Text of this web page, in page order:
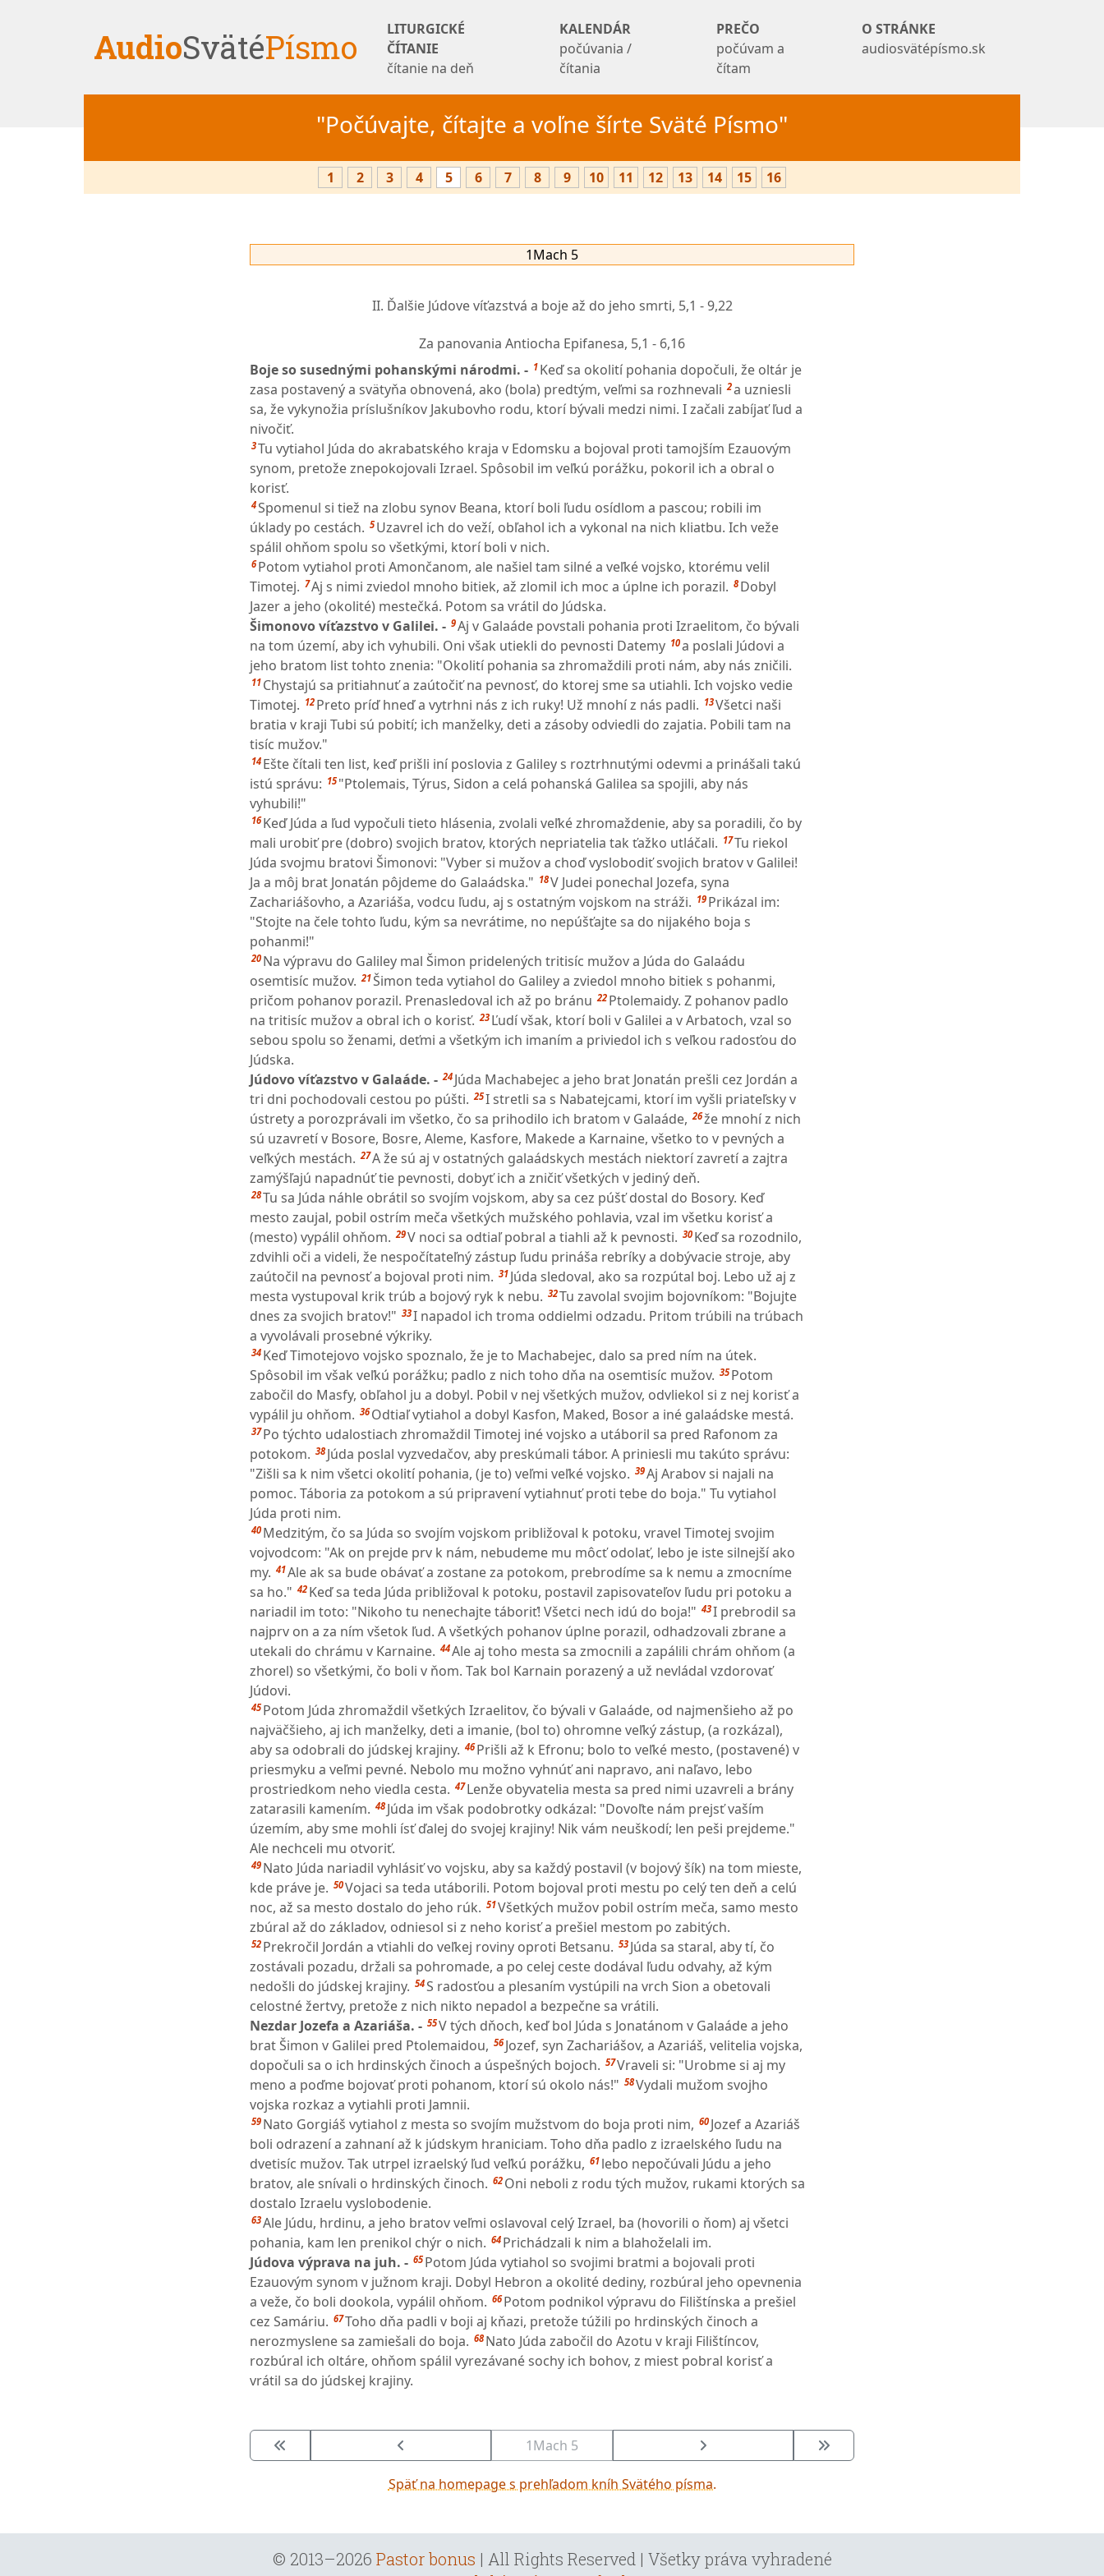
AudioSvätéPísmo
LITURGICKÉ
ČÍTANIE
čítanie na deň
KALENDÁR
počúvania /
čítania
PREČO
počúvam a
čítam
O STRÁNKE
audiosvätépísmo.sk
"Počúvajte, čítajte a voľne šírte Sväté Písmo"
1 2 3 4 5 6 7 8 9 10 11 12 13 14 15 16
1Mach 5
II. Ďalšie Júdove víťazstvá a boje až do jeho smrti, 5,1 - 9,22
Za panovania Antiocha Epifanesa, 5,1 - 6,16
Boje so susednými pohanskými národmi. - 1 Keď sa okolití pohania dopočuli, že oltár je
zasa postavený a svätyňa obnovená, ako (bola) predtým, veľmi sa rozhnevali 2a uzniesli
sa, že vykynožia príslušníkov Jakubovho rodu, ktorí bývali medzi nimi. I začali zabíjať ľud a
nivočiť.
3Tu vytiahol Júda do akrabatského kraja v Edomsku a bojoval proti tamojším Ezauovým
synom, pretože znepokojovali Izrael. Spôsobil im veľkú porážku, pokoril ich a obral o
korisť.
4Spomenul si tiež na zlobu synov Beana, ktorí boli ľudu osídlom a pascou; robili im
úklady po cestách. 5 Uzavrel ich do veží, obľahol ich a vykonal na nich kliatbu. Ich veže
spálil ohňom spolu so všetkými, ktorí boli v nich.
6 Potom vytiahol proti Amončanom, ale našiel tam silné a veľké vojsko, ktorému velil
Timotej. 7Aj s nimi zviedol mnoho bitiek, až zlomil ich moc a úplne ich porazil. 8 Dobyl
Jazer a jeho (okolité) mestečká. Potom sa vrátil do Júdska.
Šimonovo víťazstvo v Galilei. - 9Aj v Galaáde povstali pohania proti Izraelitom, čo bývali
na tom území, aby ich vyhubili. Oni však utiekli do pevnosti Datemy 10a poslali Júdovi a
jeho bratom list tohto znenia: "Okolití pohania sa zhromaždili proti nám, aby nás zničili.
11 Chystajú sa pritiahnuť a zaútočiť na pevnosť, do ktorej sme sa utiahli. Ich vojsko vedie
Timotej. 12 Preto príď hneď a vytrhni nás z ich ruky! Už mnohí z nás padli. 13Všetci naši
bratia v kraji Tubi sú pobití; ich manželky, deti a zásoby odviedli do zajatia. Pobili tam na
tisíc mužov."
14 Ešte čítali ten list, keď prišli iní poslovia z Galiley s roztrhnutými odevmi a prinášali takú
istú správu: 15 "Ptolemais, Týrus, Sidon a celá pohanská Galilea sa spojili, aby nás
vyhubili!"
16 Keď Júda a ľud vypočuli tieto hlásenia, zvolali veľké zhromaždenie, aby sa poradili, čo by
mali urobiť pre (dobro) svojich bratov, ktorých nepriatelia tak ťažko utláčali. 17Tu riekol
Júda svojmu bratovi Šimonovi: "Vyber si mužov a choď vyslobodiť svojich bratov v Galilei!
Ja a môj brat Jonatán pôjdeme do Galaádska." 18V Judei ponechal Jozefa, syna
Zachariášovho, a Azariáša, vodcu ľudu, aj s ostatným vojskom na stráži. 19 Prikázal im:
"Stojte na čele tohto ľudu, kým sa nevrátime, no nepúšťajte sa do nijakého boja s
pohanmi!"
20 Na výpravu do Galiley mal Šimon pridelených tritisíc mužov a Júda do Galaádu
osemtisíc mužov. 21Šimon teda vytiahol do Galiley a zviedol mnoho bitiek s pohanmi,
pričom pohanov porazil. Prenasledoval ich až po bránu 22 Ptolemaidy. Z pohanov padlo
na tritisíc mužov a obral ich o korisť. 23 Ľudí však, ktorí boli v Galilei a v Arbatoch, vzal so
sebou spolu so ženami, deťmi a všetkým ich imaním a priviedol ich s veľkou radosťou do
Júdska.
Júdovo víťazstvo v Galaáde. - 24 Júda Machabejec a jeho brat Jonatán prešli cez Jordán a
tri dni pochodovali cestou po púšti. 25I stretli sa s Nabatejcami, ktorí im vyšli priateľsky v
ústrety a porozprávali im všetko, čo sa prihodilo ich bratom v Galaáde, 26že mnohí z nich
sú uzavretí v Bosore, Bosre, Aleme, Kasfore, Makede a Karnaine, všetko to v pevných a
veľkých mestách. 27A že sú aj v ostatných galaádskych mestách niektorí zavretí a zajtra
zamýšľajú napadnúť tie pevnosti, dobyť ich a zničiť všetkých v jediný deň.
28Tu sa Júda náhle obrátil so svojím vojskom, aby sa cez púšť dostal do Bosory. Keď
mesto zaujal, pobil ostrím meča všetkých mužského pohlavia, vzal im všetku korisť a
(mesto) vypálil ohňom. 29V noci sa odtiaľ pobral a tiahli až k pevnosti. 30 Keď sa rozodnilo,
zdvihli oči a videli, že nespočítateľný zástup ľudu prináša rebríky a dobývacie stroje, aby
zaútočil na pevnosť a bojoval proti nim. 31 Júda sledoval, ako sa rozpútal boj. Lebo už aj z
mesta vystupoval krik trúb a bojový ryk k nebu. 32Tu zavolal svojim bojovníkom: "Bojujte
dnes za svojich bratov!" 33I napadol ich troma oddielmi odzadu. Pritom trúbili na trúbach
a vyvolávali prosebné výkriky.
34 Keď Timotejovo vojsko spoznalo, že je to Machabejec, dalo sa pred ním na útek.
Spôsobil im však veľkú porážku; padlo z nich toho dňa na osemtisíc mužov. 35 Potom
zabočil do Masfy, obľahol ju a dobyl. Pobil v nej všetkých mužov, odvliekol si z nej korisť a
vypálil ju ohňom. 36 Odtiaľ vytiahol a dobyl Kasfon, Maked, Bosor a iné galaádske mestá.
37 Po týchto udalostiach zhromaždil Timotej iné vojsko a utáboril sa pred Rafonom za
potokom. 38 Júda poslal vyzvedačov, aby preskúmali tábor. A priniesli mu takúto správu:
"Zišli sa k nim všetci okolití pohania, (je to) veľmi veľké vojsko. 39Aj Arabov si najali na
pomoc. Táboria za potokom a sú pripravení vytiahnuť proti tebe do boja." Tu vytiahol
Júda proti nim.
40 Medzitým, čo sa Júda so svojím vojskom približoval k potoku, vravel Timotej svojim
vojvodcom: "Ak on prejde prv k nám, nebudeme mu môcť odolať, lebo je iste silnejší ako
my. 41Ale ak sa bude obávať a zostane za potokom, prebrodíme sa k nemu a zmocníme
sa ho." 42 Keď sa teda Júda približoval k potoku, postavil zapisovateľov ľudu pri potoku a
nariadil im toto: "Nikoho tu nenechajte táboriť! Všetci nech idú do boja!" 43I prebrodil sa
najprv on a za ním všetok ľud. A všetkých pohanov úplne porazil, odhadzovali zbrane a
utekali do chrámu v Karnaine. 44Ale aj toho mesta sa zmocnili a zapálili chrám ohňom (a
zhorel) so všetkými, čo boli v ňom. Tak bol Karnain porazený a už nevládal vzdorovať
Júdovi.
45 Potom Júda zhromaždil všetkých Izraelitov, čo bývali v Galaáde, od najmenšieho až po
najväčšieho, aj ich manželky, deti a imanie, (bol to) ohromne veľký zástup, (a rozkázal),
aby sa odobrali do júdskej krajiny. 46 Prišli až k Efronu; bolo to veľké mesto, (postavené) v
priesmyku a veľmi pevné. Nebolo mu možno vyhnúť ani napravo, ani naľavo, lebo
prostriedkom neho viedla cesta. 47 Lenže obyvatelia mesta sa pred nimi uzavreli a brány
zatarasili kamením. 48 Júda im však podobrotky odkázal: "Dovoľte nám prejsť vaším
územím, aby sme mohli ísť ďalej do svojej krajiny! Nik vám neuškodí; len peši prejdeme."
Ale nechceli mu otvoriť.
49 Nato Júda nariadil vyhlásiť vo vojsku, aby sa každý postavil (v bojový šík) na tom mieste,
kde práve je. 50Vojaci sa teda utáborili. Potom bojoval proti mestu po celý ten deň a celú
noc, až sa mesto dostalo do jeho rúk. 51Všetkých mužov pobil ostrím meča, samo mesto
zbúral až do základov, odniesol si z neho korisť a prešiel mestom po zabitých.
52 Prekročil Jordán a vtiahli do veľkej roviny oproti Betsanu. 53 Júda sa staral, aby tí, čo
zostávali pozadu, držali sa pohromade, a po celej ceste dodával ľudu odvahy, až kým
nedošli do júdskej krajiny. 54S radosťou a plesaním vystúpili na vrch Sion a obetovali
celostné žertvy, pretože z nich nikto nepadol a bezpečne sa vrátili.
Nezdar Jozefa a Azariáša. - 55V tých dňoch, keď bol Júda s Jonatánom v Galaáde a jeho
brat Šimon v Galilei pred Ptolemaidou, 56 Jozef, syn Zachariášov, a Azariáš, velitelia vojska,
dopočuli sa o ich hrdinských činoch a úspešných bojoch. 57Vraveli si: "Urobme si aj my
meno a poďme bojovať proti pohanom, ktorí sú okolo nás!" 58Vydali mužom svojho
vojska rozkaz a vytiahli proti Jamnii.
59 Nato Gorgiáš vytiahol z mesta so svojím mužstvom do boja proti nim, 60 Jozef a Azariáš
boli odrazení a zahnaní až k júdskym hraniciam. Toho dňa padlo z izraelského ľudu na
dvetisíc mužov. Tak utrpel izraelský ľud veľkú porážku, 61 lebo nepočúvali Júdu a jeho
bratov, ale snívali o hrdinských činoch. 62 Oni neboli z rodu tých mužov, rukami ktorých sa
dostalo Izraelu vyslobodenie.
63Ale Júdu, hrdinu, a jeho bratov veľmi oslavoval celý Izrael, ba (hovorili o ňom) aj všetci
pohania, kam len prenikol chýr o nich. 64 Prichádzali k nim a blahoželali im.
Júdova výprava na juh. - 65 Potom Júda vytiahol so svojimi bratmi a bojovali proti
Ezauovým synom v južnom kraji. Dobyl Hebron a okolité dediny, rozbúral jeho opevnenia
a veže, čo boli dookola, vypálil ohňom. 66 Potom podnikol výpravu do Filištínska a prešiel
cez Samáriu. 67Toho dňa padli v boji aj kňazi, pretože túžili po hrdinských činoch a
nerozmyslene sa zamiešali do boja. 68 Nato Júda zabočil do Azotu v kraji Filištíncov,
rozbúral ich oltáre, ohňom spálil vyrezávané sochy ich bohov, z miest pobral korisť a
vrátil sa do júdskej krajiny.
1Mach 5
Späť na homepage s prehľadom kníh Svätého písma.
© 2013–2026 Pastor bonus | All Rights Reserved | Všetky práva vyhradené